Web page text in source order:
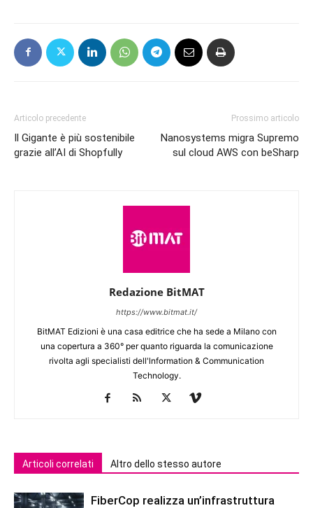
Articolo precedente
Il Gigante è più sostenibile
grazie all’AI di Shopfully
Prossimo articolo
Nanosystems migra Supremo
sul cloud AWS con beSharp
Redazione BitMAT
https://www.bitmat.it/
BitMAT Edizioni è una casa editrice che ha sede a Milano con
una copertura a 360° per quanto riguarda la comunicazione
rivolta agli specialisti dell'lnformation & Communication
Technology.
Articoli correlati Altro dello stesso autore
FiberCop realizza un’infrastruttura